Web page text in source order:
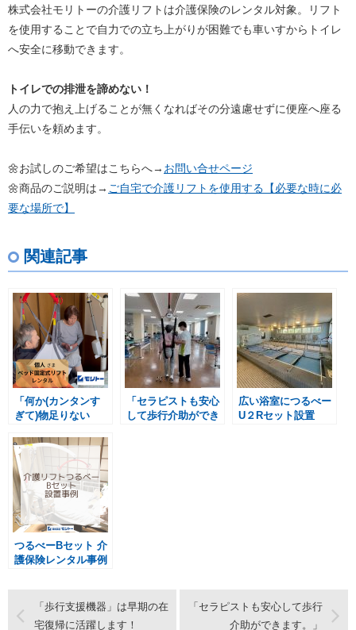
株式会社モリトーの介護リフトは介護保険のレンタル対象。リフト
を使用することで自力での立ち上がりが困難でも車いすからトイレ
へ安全に移動できます。
トイレでの排泄を諦めない！
人の力で抱え上げることが無くなればその分遠慮せずに便座へ座る
手伝いを頼めます。
🌼お試しのご希望はこちらへ→ お問い合せページ
🌼商品のご説明は→ ご自宅で介護リフトを使用する 【必要な時に必
要な場所で】
関連記事
「何か(カンタンす
ぎて)物足りない
「セラピストも安心
して歩行介助ができ
広い浴室につるべー
U２Rセット設置
つるべーBセット 介
護保険レンタル事例
「歩行支援機器」は早期の在
宅復帰に活躍します！
「セラピストも安心して歩行
介助ができます。」